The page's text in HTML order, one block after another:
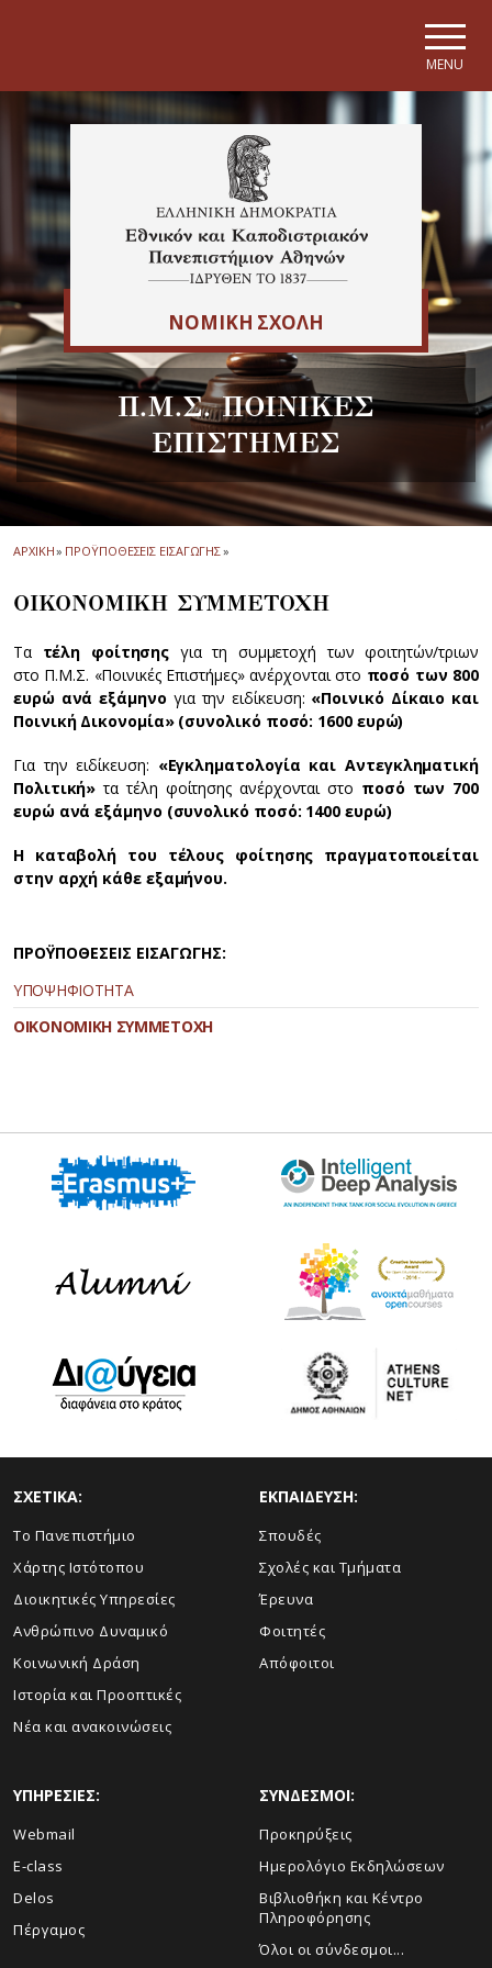
MENU
ΝΟΜΙΚΗ ΣΧΟΛΗ
Π.Μ.Σ. ΠΟΙΝΙΚΕΣ
ΕΠΙΣΤΗΜΕΣ
ΑΡΧΙΚΗ» ΠΡΟΫΠΟΘΕΣΕΙΣ ΕΙΣΑΓΩΓΗΣ»
ΟΙΚΟΝΟΜΙΚΗ ΣΥΜΜΕΤΟΧΗ
Τα τέλη φοίτησης για τη συμμετοχή των φοιτητών/τριων
στο Π.Μ.Σ. «Ποινικές Επιστήμες» ανέρχονται στο ποσό των 800
ευρώ ανά εξάμηνο για την ειδίκευση: «Ποινικό Δίκαιο και
Ποινική Δικονομία» (συνολικό ποσό: 1600 ευρώ)
Για την ειδίκευση: «Εγκληματολογία και Αντεγκληματική
Πολιτική» τα τέλη φοίτησης ανέρχονται στο ποσό των 700
ευρώ ανά εξάμηνο (συνολικό ποσό: 1400 ευρώ)
H καταβολή του τέλους φοίτησης πραγματοποιείται
στην αρχή κάθε εξαμήνου.
ΠΡΟΫΠΟΘΕΣΕΙΣ ΕΙΣΑΓΩΓΗΣ:
ΥΠΟΨΗΦΙΟΤΗΤΑ
ΟΙΚΟΝΟΜΙΚΗ ΣΥΜΜΕΤΟΧΗ
ΣΧΕΤΙΚΑ:
Το Πανεπιστήμιο
Χάρτης Ιστότοπου
Διοικητικές Υπηρεσίες
Ανθρώπινο Δυναμικό
Κοινωνική Δράση
Ιστορία και Προοπτικές
Νέα και ανακοινώσεις
ΕΚΠΑΙΔΕΥΣΗ:
Σπουδές
Σχολές και Τμήματα
Έρευνα
Φοιτητές
Απόφοιτοι
ΥΠΗΡΕΣΙΕΣ:
Webmail
E-class
Delos
Πέργαμος
ΣΥΝΔΕΣΜΟΙ:
Προκηρύξεις
Ημερολόγιο Εκδηλώσεων
Βιβλιοθήκη και Κέντρο
Πληροφόρησης
Όλοι οι σύνδεσμοι...